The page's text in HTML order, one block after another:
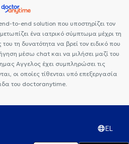
Τεστ ΠΑΠ
to-end solution που υποστηρίζει τον
ένα ιατρικό σύμπτωμα μέχρι τη
τη δυνατότητα να βρεί τον ειδικό που
μέσω chat και να μιλήσει μαζί του
Αγγελος έχει συμπληρώσει τις
οι οποίες τίθενται υπό επεξεργασία
του doctoranytime.
EL